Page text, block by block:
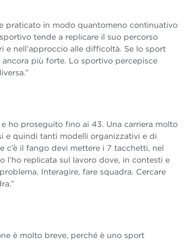
praticato in modo quantomeno continuativo
tende a replicare il suo percorso
nell’approccio alle difficoltà. Se lo sport
più forte. Lo sportivo percepisce
ho proseguito fino ai 43. Una carriera molto
e quindi tanti modelli organizzativi e di
il fango devi mettere i 7 tacchetti, nel
l’ho replicata sul lavoro dove, in contesti e
Interagire, fare squadra. Cercare
è molto breve, perché è uno sport